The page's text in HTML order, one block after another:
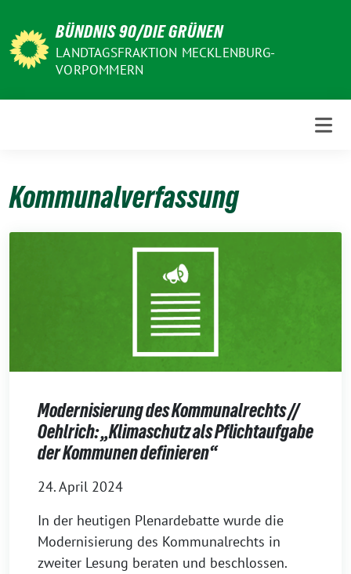
zum
Inhalt
BÜNDNIS 90/DIE GRÜNEN
LANDTAGSFRAKTION MECKLENBURG-
VORPOMMERN
Kommunalverfassung
Modernisierung des Kommunalrechts //
Oehlrich: „Klimaschutz als Pflichtaufgabe
der Kommunen definieren“
24. April 2024
In der heutigen Plenardebatte wurde die
Modernisierung des Kommunalrechts in
zweiter Lesung beraten und beschlossen.